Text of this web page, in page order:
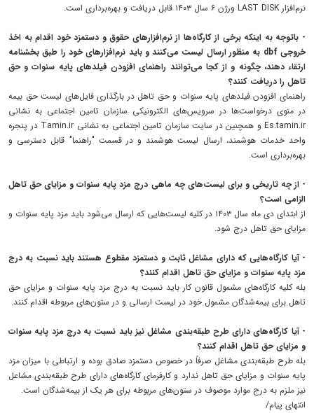
نرم‌افزار LAST DISK ورژن ۶ سال ۱۴۰۳ قابل دریافت و بهره‌برداری است.
- باتوجه به اینکه برخی از کارگاه‌ها از نرم‌افزار‌های حقوق و دستمزد خود اقدام به اخذ
خروجی dbf به منظور ارسال لیست می‌کنند و باید نرم‌افزار‌های خود را طبق بخشنامه
ارتقاء دهند، چگونه و از کجا می‌توانند راهنمای افزودن فیلد‌های پایه سنوات و حق
تاهل را دریافت کنند؟
راهنمای افزودن فیلد‌های پایه سنوات و حق تاهل در بارگذاری فایل‌های لیست حق بیمه
در منوی درخواست‌ها در سرویس‌های الکترونیکی سازمان تامین اجتماعی به نشانی
Es.tamin.ir و همچنین در سایت سازمان تامین اجتماعی به نشانی Tamin.ir در پنجره
واحد خدمات هوشمند، ارسال لیست هوشمند و در قسمت "راهنما" قابل دسترسی و
بهره‌برداری است.
- از چه تاریخی و برای لیست‌های چه ماهی درج مزد پایه سنوات و مزایای حق تاهل
الزامی است؟
از ابتدای دی ماه سال ۱۴۰۳ در کلیه لیست‌هایی که ارسال می‌شود باید مزد پایه سنوات و
مزایای حق تاهل درج شود.
- آیا کارگاه‌هایی که دارای مشاغل ثابت و دستمزد مقطوع هستند باید نسبت به درج
مزد پایه سنوات و مزایای حق تاهل اقدام کنند؟
بله کلیه کارگاه‌های مشمول قانون کار باید نسبت به درج مزد پایه سنوات و مزایای حق
تاهل برای بیمه‌شدگان مشمول خود در لیست ارسالی و در ستون‌های مربوطه اقدام کنند.
- آیا کارگاه‌های دارای طرح طبقه‌بندی مشاغل نیز باید نسبت به درج مزد پایه سنوات
و مزایای حق تاهل اقدام کنند؟
بله طرح طبقه‌بندی مشاغل صرفاً در خصوص دستمزد صادق بوده و ارتباطی با میزان مزد
پایه سنوات و مزایای حق تاهل ندارد و کارفرمای کارگاه‌های دارای طرح طبقه‌بندی مشاعل
نیز ملزم به درج موارد موصوف در ستون‌های مربوطه برای هر یک از بیمه‌شدگان است.
انتهای پیام/